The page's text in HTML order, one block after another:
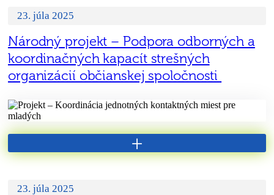
23. júla 2025
Národný projekt – Podpora odborných a
koordinačných kapacít strešných
organizácií občianskej spoločnosti
+
23. júla 2025